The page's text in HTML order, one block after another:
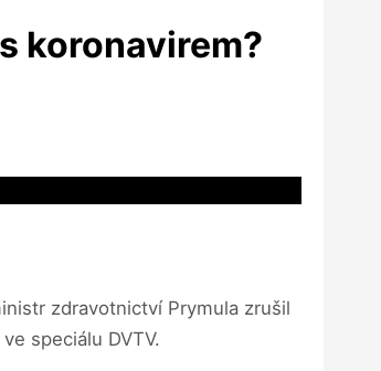
koronavirem?
zdravotnictví Prymula zrušil
speciálu DVTV.